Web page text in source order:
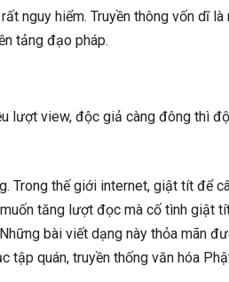
nguy hiểm. Truyền thông vốn dĩ
tảng đạo pháp.
lượt view, độc giả càng đông thì
Trong thế giới internet, giật tít để
tăng lượt đọc mà cố tình giật
bài viết dạng này thỏa mãn
quán, truyền thống văn hóa